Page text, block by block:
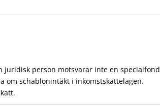
juridisk person motsvarar inte en specialfond
om schablonintäkt i inkomstskattelagen.